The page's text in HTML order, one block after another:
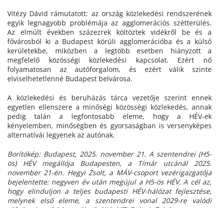
Vitézy Dávid rámutatott: az ország közlekedési rendszerének
egyik legnagyobb problémája az agglomerációs szétterülés.
Az elmúlt években százezrek költöztek vidékről be és a
fővárosból ki a Budapest körüli agglomerációba és a külső
kerületekbe, miközben a legtöbb esetben hiányzott a
megfelelő közösségi közlekedési kapcsolat. Ezért nő
folyamatosan az autóforgalom, és ezért válik szinte
elviselhetetlenné Budapest belvárosa.
A közlekedési és beruházás tárca vezetője szerint ennek
egyetlen ellenszere a minőségi közösségi közlekedés, annak
pedig talán a legfontosabb eleme, hogy a HÉV-ek
kényelemben, minőségben és gyorsaságban is versenyképes
alternatívái legyenek az autónak.
Borítókép: Budapest, 2025. november 21. A szentendrei (H5-
ös) HÉV megállója Budapesten, a Tímár utcánál 2025.
november 21-én. Hegyi Zsolt, a MÁV-csoport vezérigazgatója
bejelentette: negyven év után megújul a H5-ös HÉV. A cél az,
hogy elinduljon a teljes budapesti HÉV-hálózat fejlesztése,
melynek első eleme, a szentendrei vonal 2029-re valódi